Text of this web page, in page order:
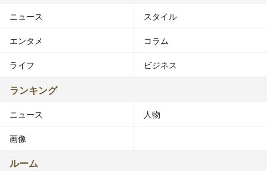
ニュース スタイル
エンタメ コラム
ライフ ビジネス
ランキング
ニュース 人物
画像
ルーム